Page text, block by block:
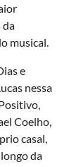
da
musical.
e
nessa
Coelho,
casal,
da